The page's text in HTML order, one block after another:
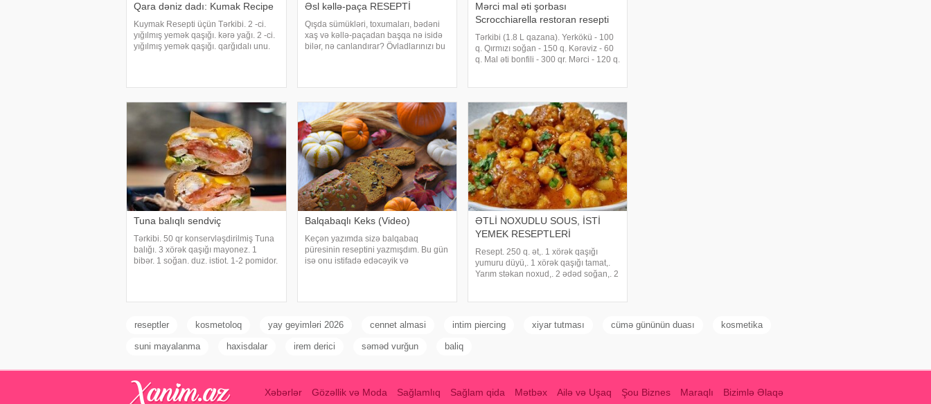
Qara dəniz dadı: Kumak Recipe
Kuymak Resepti üçün Tərkibi. 2 -ci.
yığılmış yemək qaşığı. kərə yağı. 2 -ci.
yığılmış yemək qaşığı. qarğıdalı unu.
Əsl kəllə-paça RESEPTİ
Qışda sümükləri, toxumaları, bədəni
xaş və kəllə-paçadan başqa nə isidə
bilər, nə canlandırar? Övladlarınızı bu
Mərci mal əti şorbası
Scrocchiarella restoran resepti
Tərkibi (1.8 L qazana). Yerkökü - 100
q. Qırmızı soğan - 150 q. Kərəviz - 60
q. Mal əti bonfili - 300 qr. Mərci - 120 q.
Tuna balıqlı sendviç
Tərkibi. 50 qr konservləşdirilmiş Tuna
balığı. 3 xörək qaşığı mayonez. 1
bibər. 1 soğan. duz. istiot. 1-2 pomidor.
Balqabaqlı Keks (Video)
Keçən yazımda sizə balqabaq
püresinin reseptini yazmışdım. Bu gün
isə onu istifadə edəcəyik və
ƏTLİ NOXUDLU SOUS, İSTİ
YEMEK RESEPTLERİ
Resept. 250 q. ət,. 1 xörək qaşığı
yumuru düyü,. 1 xörək qaşığı tamat,.
Yarım stəkan noxud,. 2 ədəd soğan,. 2
reseptler kosmetoloq yay geyimləri 2026 cennet almasi intim piercing xiyar tutması cümə gününün duası kosmetika
suni mayalanma haxisdalar irem derici səməd vurğun baliq
Xəbərlər Gözəllik və Moda Sağlamlıq Sağlam qida Mətbəx Ailə və Uşaq Şou Biznes Maraqlı Bizimlə Əlaqə